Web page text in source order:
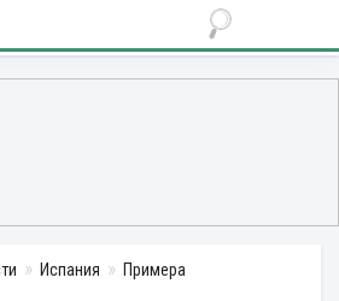
Испания Примера